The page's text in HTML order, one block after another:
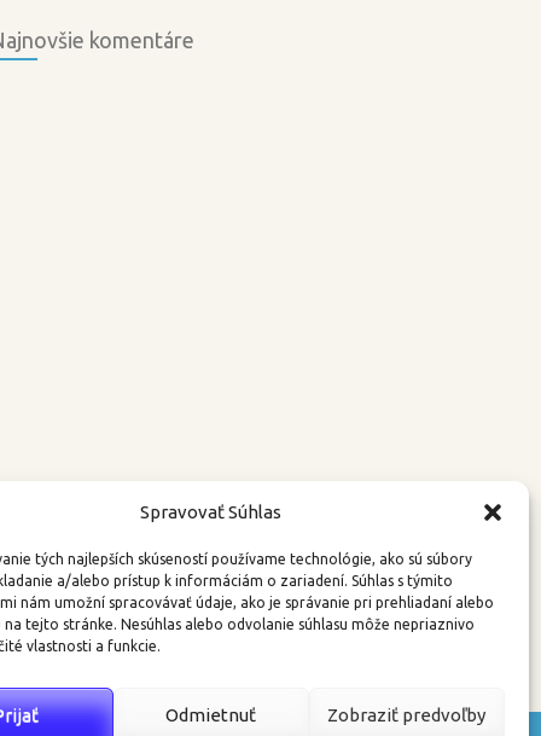
Spravovať Súhlas
tých najlepších skúseností používame technológie, ako sú súbory
a/alebo prístup k informáciám o zariadení. Súhlas s týmito
nám umožní spracovávať údaje, ako je správanie pri prehliadaní alebo
na tejto stránke. Nesúhlas alebo odvolanie súhlasu môže nepriaznivo
vlastnosti a funkcie.
Odmietnuť Zobraziť predvoľby
komentáre